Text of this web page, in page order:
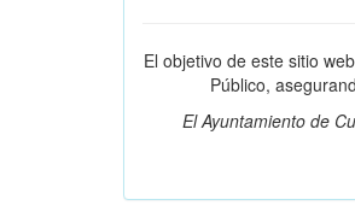
El objetivo de este sitio
Público,
El Ayuntamiento de